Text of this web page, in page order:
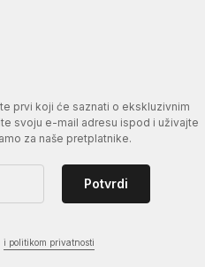
prvi koji će saznati o ekskluzivnim
svoju e-mail adresu ispod i uživajte
za naše pretplatnike.
Potvrdi
i politikom privatnosti